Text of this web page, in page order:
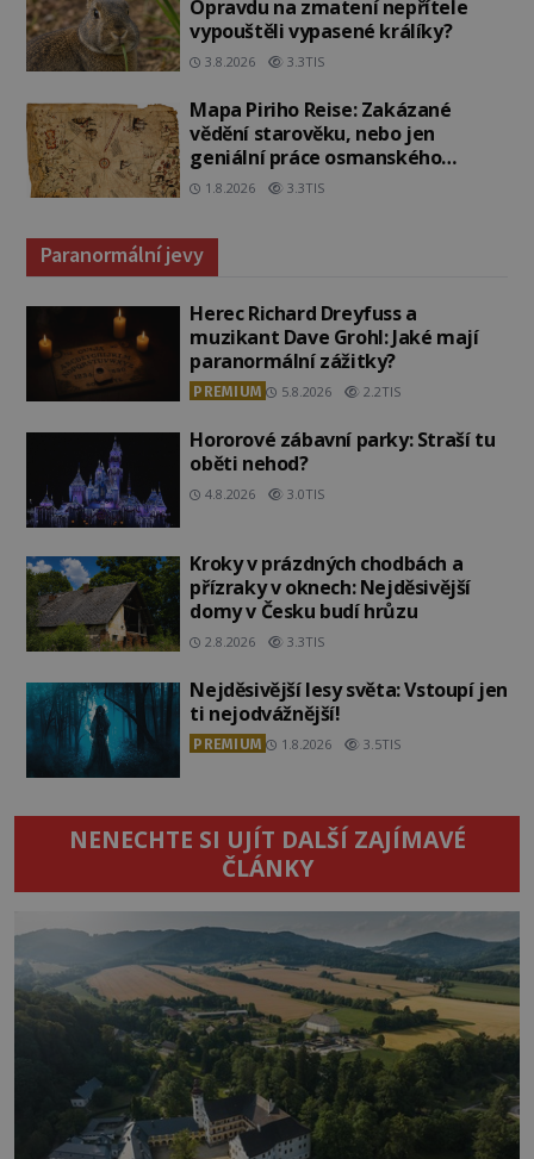
Opravdu na zmatení nepřítele
vypouštěli vypasené králíky?
3.8.2026 3.3TIS
Mapa Piriho Reise: Zakázané
vědění starověku, nebo jen
geniální práce osmanského
admirála?
1.8.2026 3.3TIS
Paranormální jevy
Herec Richard Dreyfuss a
muzikant Dave Grohl: Jaké mají
paranormální zážitky?
PREMIUM 5.8.2026 2.2TIS
Hororové zábavní parky: Straší tu
oběti nehod?
4.8.2026 3.0TIS
Kroky v prázdných chodbách a
přízraky v oknech: Nejděsivější
domy v Česku budí hrůzu
2.8.2026 3.3TIS
Nejděsivější lesy světa: Vstoupí jen
ti nejodvážnější!
PREMIUM 1.8.2026 3.5TIS
NENECHTE SI UJÍT DALŠÍ ZAJÍMAVÉ
ČLÁNKY